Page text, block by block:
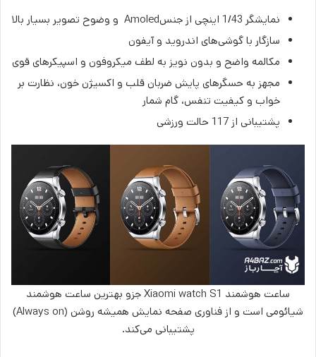
نمایشگر 1/43 اینچی از جنس‌Amoled و وضوح تصویر بسیار بالا
سازگار با گوشی‌های اندروید و آیفون
مکالمه واضح و بدون نویز به لطف میکروفون و اسپیکرهای قوی
مجهز به حسگرهای پایش ضربان قلب و اکسیژن خون، نظارت بر
خواب و کیفیت تنفس، گام شمار
پشتیبانی از 117 حالت ورزشی
ساعت هوشمند Xiaomi watch S1 جزو بهترین ساعت هوشمند
شیائومی است و از فناوری صفحه نمایش همیشه روشن (Always on)
پشتیبانی می‌کند.